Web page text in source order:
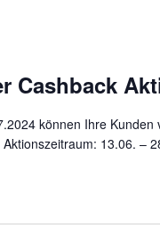
Cashback
können Ihre Kunden
13.06. –